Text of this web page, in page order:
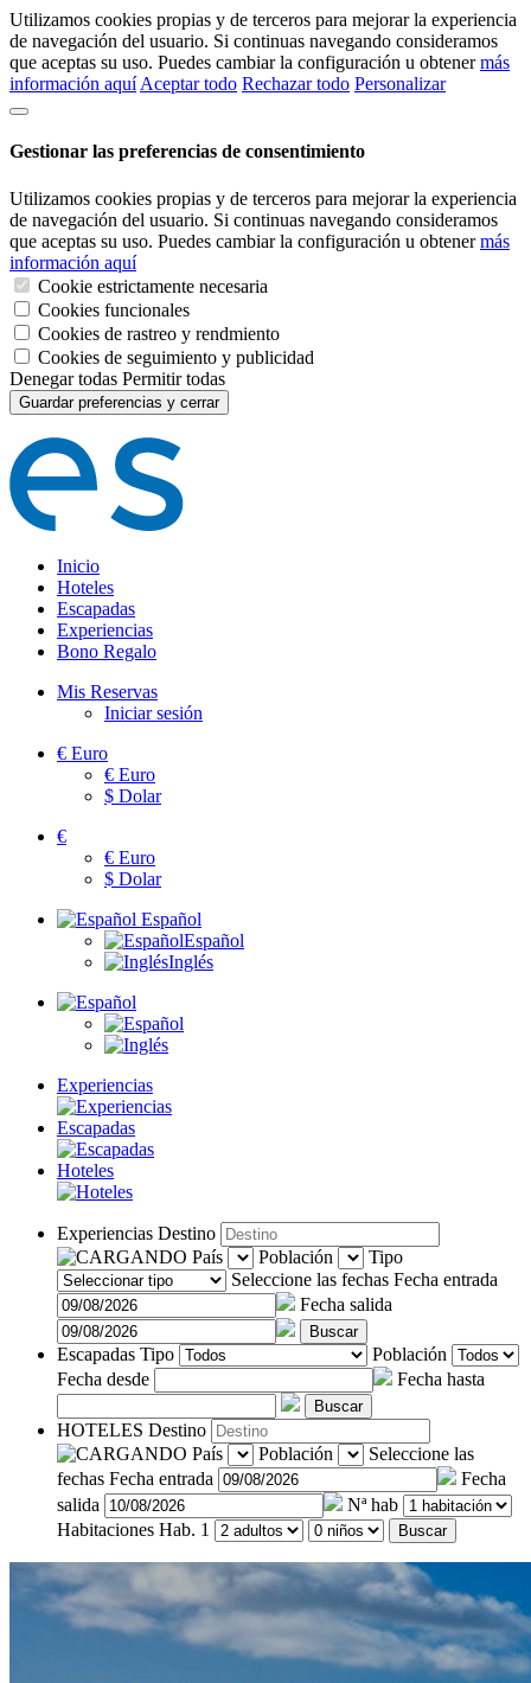
Utilizamos cookies propias y de terceros para mejorar la experiencia
de navegación del usuario. Si continuas navegando consideramos
que aceptas su uso. Puedes cambiar la configuración u obtenermás
información aquí Aceptar todo Rechazar todo Personalizar
Gestionar las preferencias de consentimiento
Utilizamos cookies propias y de terceros para mejorar la experiencia
de navegación del usuario. Si continuas navegando consideramos
que aceptas su uso. Puedes cambiar la configuración u obtenermás
información aquí
Cookie estrictamente necesaria
Cookies funcionales
Cookies de rastreo y rendmiento
Cookies de seguimiento y publicidad
Denegar todas Permitir todas
Guardar preferencias y cerrar
Inicio
Hoteles
Escapadas
Experiencias
Bono Regalo
Mis Reservas
Iniciar sesión
€ Euro
€ Euro
$ Dolar
€
€ Euro
$ Dolar
Español
Español
Inglés
Experiencias
Escapadas
Hoteles
Experiencias Destino
País
Población
Tipo
Seleccione las fechas Fecha entrada
Fecha salida
Buscar
Escapadas Tipo
Población
Fecha desde
Fecha hasta
Buscar
HOTELES Destino
País
Población
Seleccione las
fechas Fecha entrada
Fecha
salida
Nª hab
Habitaciones Hab. 1 Buscar